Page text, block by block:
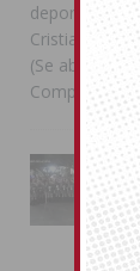
deportivas y
Cristianos
(Se abre en
Compartir en